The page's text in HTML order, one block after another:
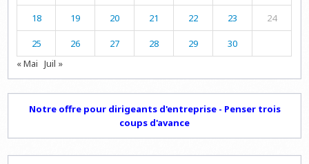
18 19 20 21 22 23 24
25 26 27 28 29
30
« Mai Juil »
Notre offre pour dirigeants d'entreprise - Penser trois
coups d'avance